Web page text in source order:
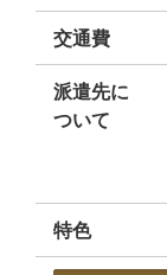
交通費
派遣先に
ついて
特色